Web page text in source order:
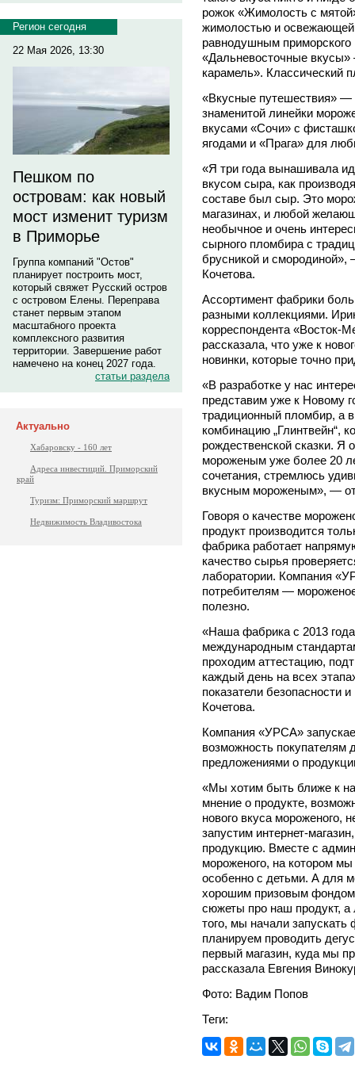
Регион сегодня
22 Мая 2026, 13:30
Пешком по
островам: как новый
мост изменит туризм
в Приморье
Группа компаний "Остов"
планирует построить мост,
который свяжет Русский остров
с островом Елены. Переправа
станет первым этапом
масштабного проекта
комплексного развития
территории. Завершение работ
намечено на конец 2027 года.
статьи раздела
Актуально
Хабаровску - 160 лет
Адреса инвестиций. Приморский
край
Туризм: Приморский маршрут
Недвижимость Владивостока
рожок «Жимолость с
жимолостью и освежающей
равнодушным приморского
«Дальневосточные
карамель». Классический
«Вкусные путешествия» —
знаменитой линейки
вкусами «Сочи» с
ягодами и «Прага» для
«Я три года вынашивала
вкусом сыра, как
составе был сыр. Это
магазинах, и любой
необычное и очень
сырного пломбира с
брусникой и смородиной»,
Кочетова.
Ассортимент фабрики
разными коллекциями.
корреспондента «Восток-
рассказала, что уже к
новинки, которые точно
«В разработке у нас
представим уже к Новому
традиционный пломбир, а
комбинацию „Глинтвейн“,
рождественской сказки.
мороженым уже более 20
сочетания, стремлюсь
вкусным мороженым», —
Говоря о качестве
продукт производится
фабрика работает
качество сырья
лаборатории. Компания
потребителям —
полезно.
«Наша фабрика с 2013
международным
проходим аттестацию,
каждый день на всех
показатели безопасности
Кочетова.
Компания «УРСА»
возможность покупателям
предложениями о
«Мы хотим быть ближе к
мнение о продукте,
нового вкуса мороженого,
запустим интернет-
продукцию. Вместе с
мороженого, на котором
особенно с детьми. А для
хорошим призовым
сюжеты про наш продукт,
того, мы начали
планируем проводить
первый магазин, куда мы
рассказала Евгения
Фото: Вадим Попов
Теги: